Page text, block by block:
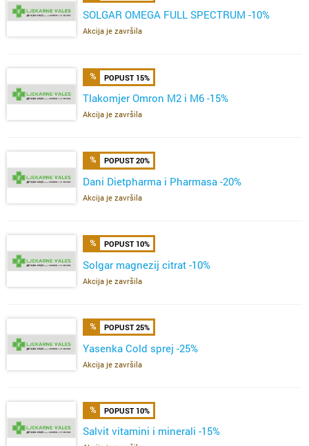
SOLGAR OMEGA FULL SPECTRUM -10%
Akcija je završila
POPUST 15%
Tlakomjer Omron M2 i M6 -15%
Akcija je završila
POPUST 20%
Dani Dietpharma i Pharmasa -20%
Akcija je završila
POPUST 10%
Solgar magnezij citrat -10%
Akcija je završila
POPUST 25%
Yasenka Cold sprej -25%
Akcija je završila
POPUST 10%
Salvit vitamini i minerali -15%